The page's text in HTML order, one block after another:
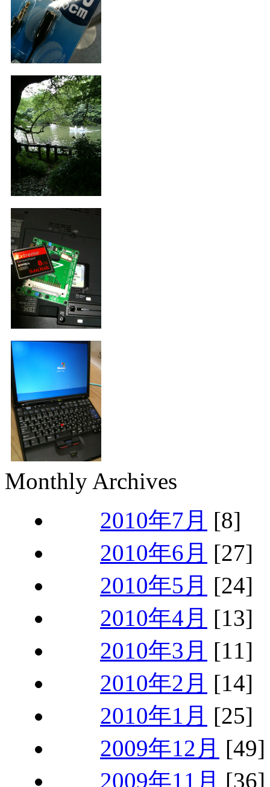
Monthly Archives
2010年7月 [8]
2010年6月 [27]
2010年5月 [24]
2010年4月 [13]
2010年3月 [11]
2010年2月 [14]
2010年1月 [25]
2009年12月 [49]
2009年11月 [36]